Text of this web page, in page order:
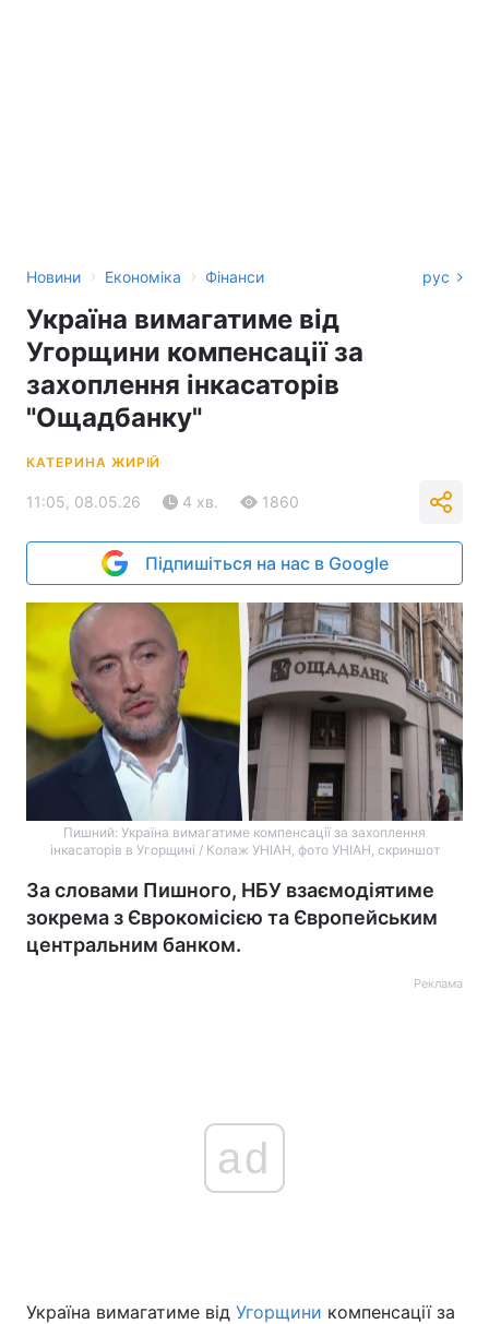
Новини › Економіка › Фінанси рус
Україна вимагатиме від
Угорщини компенсації за
захоплення інкасаторів
"Ощадбанку"
КАТЕРИНА ЖИРІЙ
11:05, 08.05.26 4 хв. 1860
Підпишіться на нас в Google
Пишний: Україна вимагатиме компенсації за захоплення
інкасаторів в Угорщині / Колаж УНІАН, фото УНІАН, скриншот
За словами Пишного, НБУ взаємодіятиме
зокрема з Єврокомісією та Європейським
центральним банком.
Реклама
ad
Україна вимагатиме від Угорщини компенсації за